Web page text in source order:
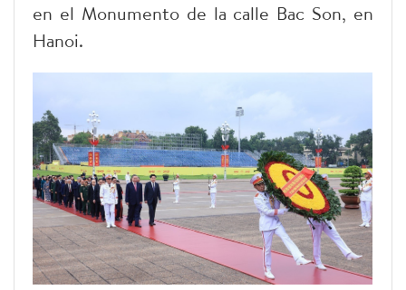
en el Monumento de la calle Bac Son, en
Hanoi.